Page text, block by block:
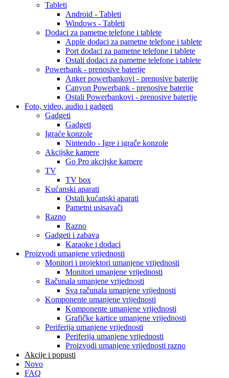
Tableti
Android - Tableti
Windows - Tableti
Dodaci za pametne telefone i tablete
Apple dodaci za pametne telefone i tablete
Port dodaci za pametne telefone i tablete
Ostali dodaci za pametne telefone i tablete
Powerbank - prenosive baterije
Anker powerbankovi - prenosive baterije
Canyon Powerbank - prenosive baterije
Ostali Powerbankovi - prenosive baterije
Foto, video, audio i gadgeti
Gadgeti
Gadgeti
Igraće konzole
Nintendo - Igre i igrače konzole
Akcijske kamere
Go Pro akcijske kamere
TV
TV box
Kućanski aparati
Ostali kućanski aparati
Pametni usisavači
Razno
Razno
Gadgeti i zabava
Karaoke i dodaci
Proizvodi umanjene vrijednosti
Monitori i projektori umanjene vrijednosti
Monitori umanjene vrijednosti
Računala umanjene vrijednosti
Sva računala umanjene vrijednosti
Komponente umanjene vrijednosti
Komponente umanjene vrijednosti
Grafičke kartice umanjene vrijednosti
Periferija umanjene vrijednosti
Periferija umanjene vrijednosti
Proizvodi umanjene vrijednosti razno
Akcije i popusti
Novo
FAQ